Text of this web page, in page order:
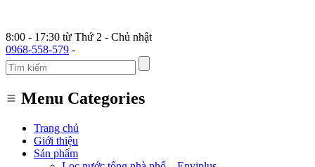
8:00 - 17:30 từ Thứ 2 - Chủ nhật
0968-558-579 -
Menu Categories
Trang chủ
Giới thiệu
Sản phẩm